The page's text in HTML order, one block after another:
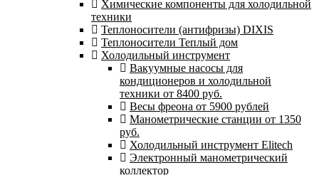
Химические компоненты для холодильной
техники
Теплоносители (антифризы) DIXIS
Теплоносители Теплый дом
Холодильный инструмент
Вакуумные насосы для
кондиционеров и холодильной
техники от 8400 руб.
Весы фреона от 5900 рублей
Манометрические станции от 1350
руб.
Холодильный инструмент Elitech
Электронный манометрический
коллектор